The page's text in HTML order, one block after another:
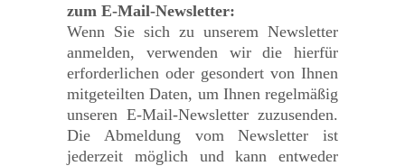
zum E-Mail-Newsletter:
Wenn Sie sich zu unserem Newsletter
anmelden, verwenden wir die hierfür
erforderlichen oder gesondert von Ihnen
mitgeteilten Daten, um Ihnen regelmäßig
unseren E-Mail-Newsletter zuzusenden.
Die Abmeldung vom Newsletter ist
jederzeit möglich und kann entweder